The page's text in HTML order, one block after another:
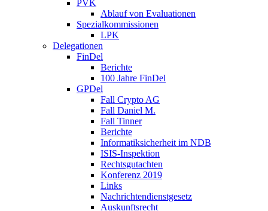
PVK
Ablauf von Evaluationen
Spezialkommissionen
LPK
Delegationen
FinDel
Berichte
100 Jahre FinDel
GPDel
Fall Crypto AG
Fall Daniel M.
Fall Tinner
Berichte
Informatiksicherheit ­im NDB
ISIS-Inspektion
Rechtsgutachten
Konferenz 2019
Links
Nachrichtendienstgesetz
Auskunftsrecht